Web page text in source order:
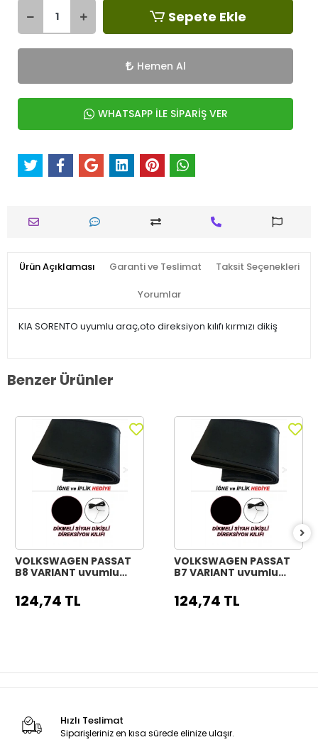
Sepete Ekle
Hemen Al
WHATSAPP İLE SİPARİŞ VER
Ürün Açıklaması Garanti ve Teslimat Taksit Seçenekleri
Yorumlar
KIA SORENTO uyumlu araç,oto direksiyon kılıfı kırmızı dikiş
Benzer Ürünler
VOLKSWAGEN PASSAT
B8 VARIANT uyumlu
direksiyon kılıfı siyah
dikiş
124,74 TL
VOLKSWAGEN PASSAT
B7 VARIANT uyumlu
direksiyon kılıfı siyah
dikiş
124,74 TL
Hızlı Teslimat
Siparişleriniz en kısa sürede elinize ulaşır.